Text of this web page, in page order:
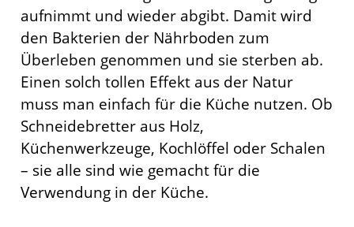
aufnimmt und wieder abgibt. Damit wird
den Bakterien der Nährboden zum
Überleben genommen und sie sterben ab.
Einen solch tollen Effekt aus der Natur
muss man einfach für die Küche nutzen. Ob
Schneidebretter aus Holz,
Küchenwerkzeuge, Kochlöffel oder Schalen
– sie alle sind wie gemacht für die
Verwendung in der Küche.